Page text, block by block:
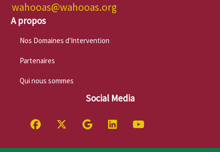
wahooas@wahooas.org
A propos
Nos Domaines d'Intervention
Partenaires
Qui nous sommes
Social Media